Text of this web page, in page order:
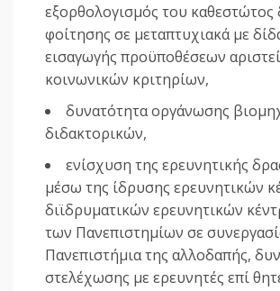
εξορθολογισμός του
φοίτησης σε μεταπτυχιακά με
εισαγωγής προϋποθέσεων
κοινωνικών κριτηρίων,
δυνατότητα οργάνωσης
διδακτορικών,
ενίσχυση της ερευνητικής
μέσω της ίδρυσης ερευνητικών
διϊδρυματικών ερευνητικών
των Πανεπιστημίων σε
Πανεπιστήμια της αλλοδαπής,
στελέχωσης με ερευνητές επί